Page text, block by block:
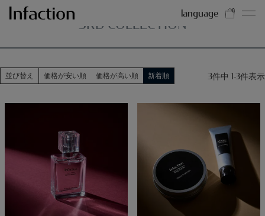
language 0
HOME 3RD COLLECTION
3RD COLLECTION
並び替え 価格が安い順 価格が高い順 新着順 3件中 1-3件表示